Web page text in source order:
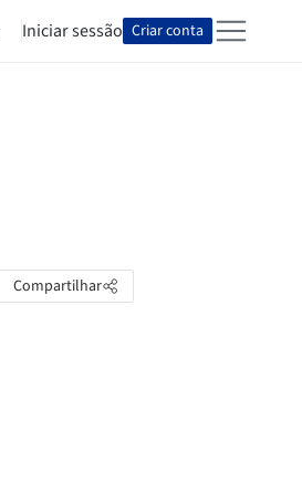
Iniciar sessão Criar conta
Compartilhar